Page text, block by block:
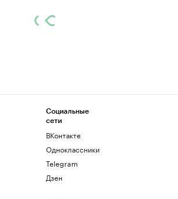
Социальные
сети
ВКонтакте
Одноклассники
Telegram
Дзен